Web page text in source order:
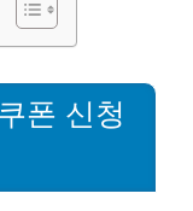
폰 신청